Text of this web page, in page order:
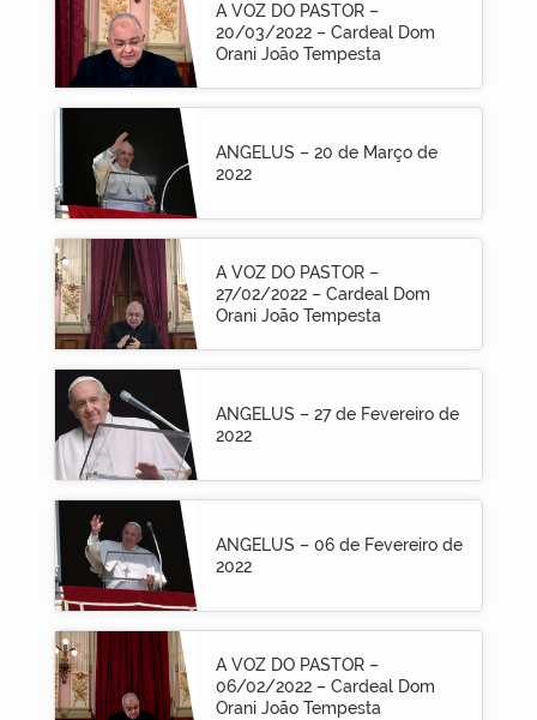
A VOZ DO PASTOR –
20/03/2022 – Cardeal Dom
Orani João Tempesta
ANGELUS – 20 de Março de
2022
A VOZ DO PASTOR –
27/02/2022 – Cardeal Dom
Orani João Tempesta
ANGELUS – 27 de Fevereiro de
2022
ANGELUS – 06 de Fevereiro de
2022
A VOZ DO PASTOR –
06/02/2022 – Cardeal Dom
Orani João Tempesta